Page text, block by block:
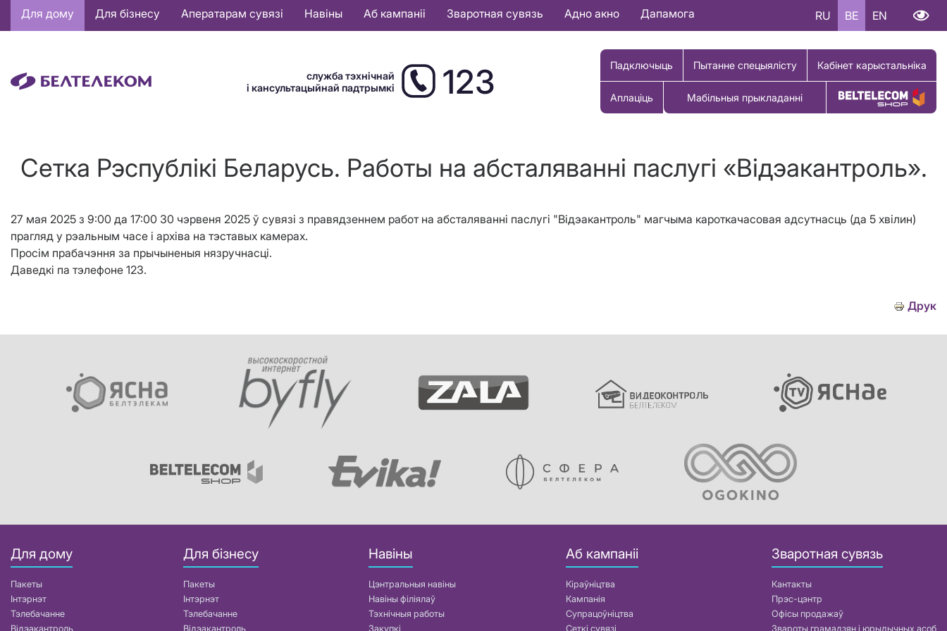
Основная
навигация
Для дому Для бізнесу Аператарам сувязі Навіны Аб кампаніі Зваротная сувязь Адно акно Дапамога RU BE EN
служба тэхнічнай
і кансультацыйнай падтрымкі
123 Падключыць Пытанне спецыялісту Кабінет карыстальніка
Аплаціць Мабільныя прыкладанні Купіць тавар
Сетка Рэспублiкi Беларусь. Работы на абсталяваннi паслугi «Вiдэакантроль».
27 мая 2025 з 9:00 да 17:00 30 чэрвеня 2025 ў сувязі з правядзеннем работ на абсталяванні паслугі "Відэакантроль" магчыма кароткачасовая адсутнасць (да 5 хвiлин)
прагляд у рэальным часе і архіва на тэставых камерах.
Просім прабачэння за прычыненыя нязручнасці.
Даведкі па тэлефоне 123.
Друк
Для дому
Пакеты
Інтэрнэт
Тэлебачанне
Відэакантроль
Для бізнесу
Пакеты
Інтэрнэт
Тэлебачанне
Відэакантроль
Навіны
Цэнтральныя навіны
Навіны філіялаў
Тэхнічныя работы
Закупкі
Аб кампаніі
Кіраўніцтва
Кампанія
Супрацоўніцтва
Сеткі сувязі
Зваротная сувязь
Кантакты
Прэс-цэнтр
Офісы продажаў
Звароты грамадзян і юрыдычных асоб